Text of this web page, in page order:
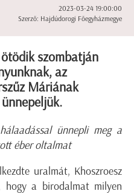
2023-03-24 19:00:00
Szerző: Hajdúdorogi Főegyházmegye
szombatján
az
Máriának
ünnepli meg a
éber oltalmat
uralmát, Khoszroesz
hogy a birodalmat milyen